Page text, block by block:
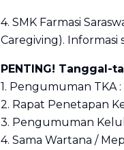
4. SMK Farmasi
Caregiving). Informasi
PENTING! Tanggal-
1. Pengumuman TKA
2. Rapat Penetapan
3. Pengumuman
4. Sama Wartana /